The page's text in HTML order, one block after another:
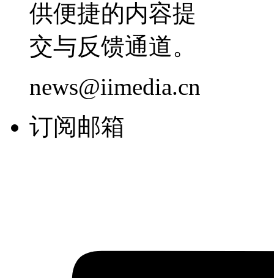
供便捷的内容提
交与反馈通道。
news@iimedia.cn
订阅邮箱